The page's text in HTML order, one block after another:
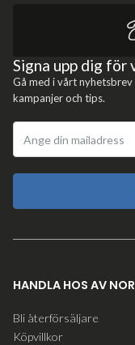
Signa upp dig
Gå med i vårt
kampanjer och tips.
HANDLA HOS AV
Bli återförsäljare
Köpvillkor